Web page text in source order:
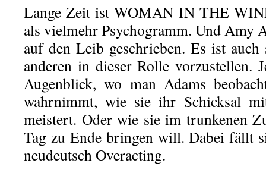
Lange Zeit ist WOMAN IN THE
als vielmehr Psychogramm. Und Amy
auf den Leib geschrieben. Es ist auch
anderen in dieser Rolle vorzustellen.
Augenblick, wo man Adams
wahrnimmt, wie sie ihr Schicksal
meistert. Oder wie sie im trunkenen
Tag zu Ende bringen will. Dabei fällt
neudeutsch Overacting.